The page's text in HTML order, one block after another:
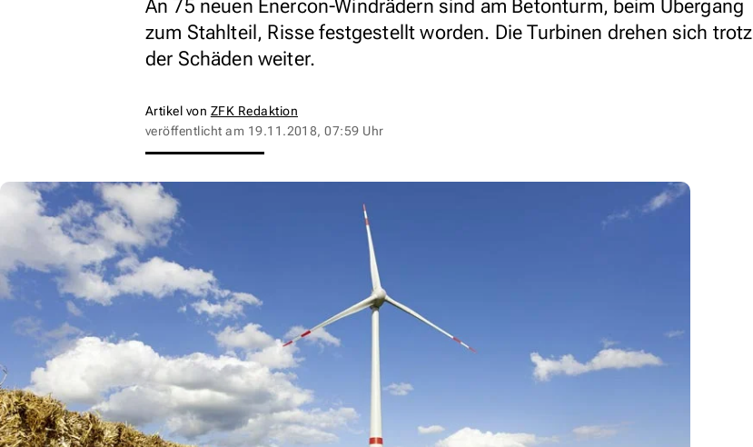
An 75 neuen Enercon-Windrädern sind am Betonturm, beim Übergang
zum Stahlteil, Risse festgestellt worden. Die Turbinen drehen sich trotz
der Schäden weiter.
Artikel von ZFK Redaktion
veröffentlicht am 19.11.2018, 07:59 Uhr